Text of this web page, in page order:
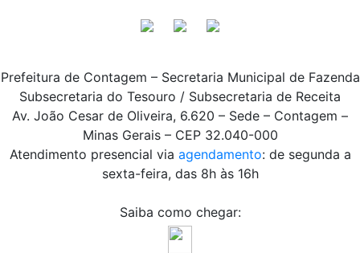
Prefeitura de Contagem – Secretaria Municipal de Fazenda
Subsecretaria do Tesouro / Subsecretaria de Receita
Av. João Cesar de Oliveira, 6.620 – Sede – Contagem –
Minas Gerais – CEP 32.040-000
Atendimento presencial via agendamento: de segunda a
sexta-feira, das 8h às 16h
Saiba como chegar: